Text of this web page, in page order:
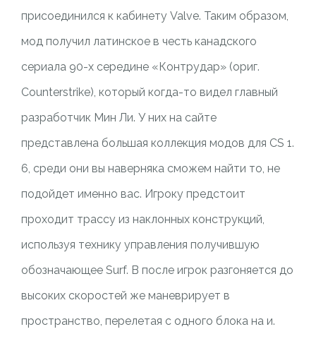
присоединился к кабинету Valve. Таким образом,
мод получил латинское в честь канадского
сериала 90-х середине «Контрудар» (ориг.
Counterstrike), который когда-то видел главный
разработчик Мин Ли. У них на сайте
представлена большая коллекция модов для CS 1.
6, среди они вы наверняка сможем найти то, не
подойдет именно вас. Игроку предстоит
проходит трассу из наклонных конструкций,
используя технику управления получившую
обозначающее Surf. В после игрок разгоняется до
высоких скоростей же маневрирует в
пространство, перелетая с одного блока на и.